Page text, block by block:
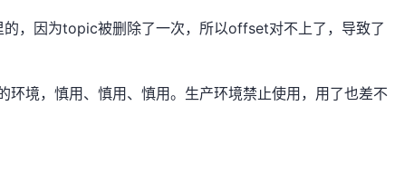
，因为topic被删除了一次，所以offset对不上了，导致了
环境，慎用、慎用、慎用。生产环境禁止使用，用了也差不